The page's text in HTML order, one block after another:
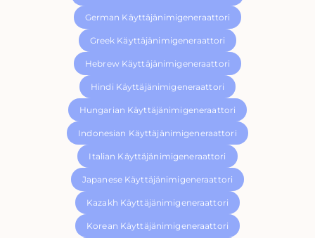
German Käyttäjänimigeneraattori
Greek Käyttäjänimigeneraattori
Hebrew Käyttäjänimigeneraattori
Hindi Käyttäjänimigeneraattori
Hungarian Käyttäjänimigeneraattori
Indonesian Käyttäjänimigeneraattori
Italian Käyttäjänimigeneraattori
Japanese Käyttäjänimigeneraattori
Kazakh Käyttäjänimigeneraattori
Korean Käyttäjänimigeneraattori